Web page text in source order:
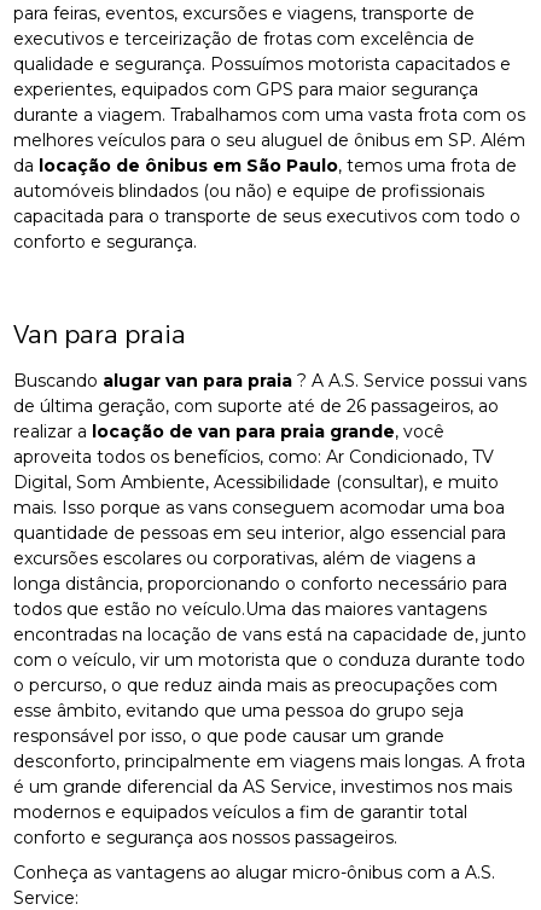
para feiras, eventos, excursões e viagens, transporte de
executivos e terceirização de frotas com excelência de
qualidade e segurança. Possuímos motorista capacitados e
experientes, equipados com GPS para maior segurança
durante a viagem. Trabalhamos com uma vasta frota com os
melhores veículos para o seu aluguel de ônibus em SP. Além
da locação de ônibus em São Paulo, temos uma frota de
automóveis blindados (ou não) e equipe de profissionais
capacitada para o transporte de seus executivos com todo o
conforto e segurança.
Van para praia
Buscando alugar van para praia ? A A.S. Service possui vans
de última geração, com suporte até de 26 passageiros, ao
realizar a locação de van para praia grande, você
aproveita todos os benefícios, como: Ar Condicionado, TV
Digital, Som Ambiente, Acessibilidade (consultar), e muito
mais. Isso porque as vans conseguem acomodar uma boa
quantidade de pessoas em seu interior, algo essencial para
excursões escolares ou corporativas, além de viagens a
longa distância, proporcionando o conforto necessário para
todos que estão no veículo.Uma das maiores vantagens
encontradas na locação de vans está na capacidade de, junto
com o veículo, vir um motorista que o conduza durante todo
o percurso, o que reduz ainda mais as preocupações com
esse âmbito, evitando que uma pessoa do grupo seja
responsável por isso, o que pode causar um grande
desconforto, principalmente em viagens mais longas. A frota
é um grande diferencial da AS Service, investimos nos mais
modernos e equipados veículos a fim de garantir total
conforto e segurança aos nossos passageiros.
Conheça as vantagens ao alugar micro-ônibus com a A.S.
Service: